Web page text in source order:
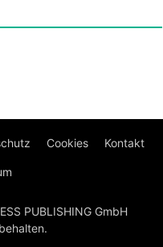
Cookies Kontakt
PUBLISHING GmbH